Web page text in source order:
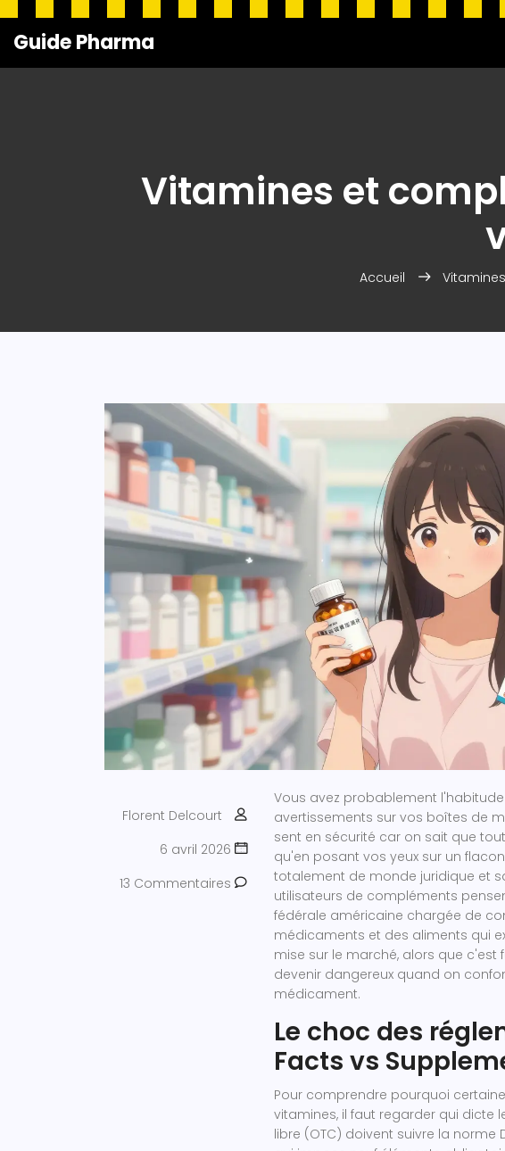
Guide Pharma
Vitamines et
Accueil
Florent Delcourt
6 avril 2026
13 Commentaires
Vous avez probablement
avertissements sur vos boîtes de
sent en sécurité car on sait que
qu'en posant vos yeux sur un
totalement de monde juridique et
utilisateurs de compléments
fédérale américaine chargée de
médicaments et des aliments qui
mise sur le marché, alors que c'est
devenir dangereux quand on
médicament.
Le choc des
Facts vs
Pour comprendre pourquoi
vitamines, il faut regarder qui dicte
libre (OTC) doivent suivre la norme